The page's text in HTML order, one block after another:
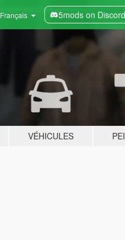
Français 5mods on Discord
VÉHICULES